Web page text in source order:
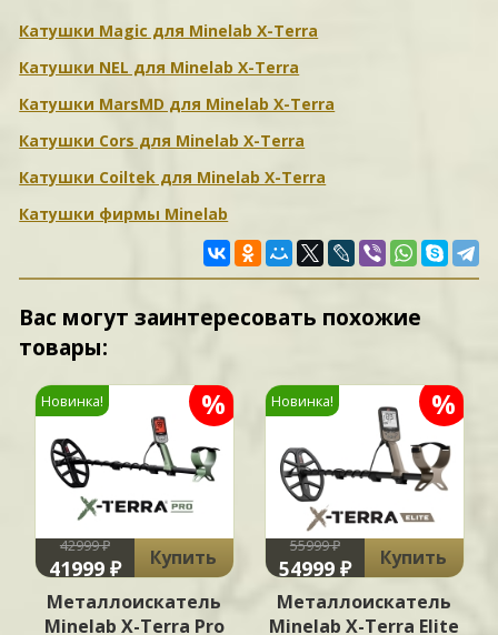
Катушки Magic для Minelab X-Terra
Катушки NEL для Minelab X-Terra
Катушки MarsMD для Minelab X-Terra
Катушки Cors для Minelab X-Terra
Катушки Coiltek для Minelab X-Terra
Катушки фирмы Minelab
Вас могут заинтересовать похожие
товары:
%
Новинка!
42999 ₽
41999 ₽
Купить
Металлоискатель
Minelab X-Terra Pro
%
Новинка!
55999 ₽
54999 ₽
Купить
Металлоискатель
Minelab X-Terra Elite